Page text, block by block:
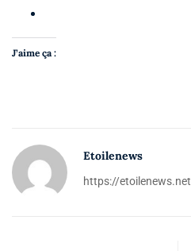
J’aime ça :
Etoilenews
https://etoilenews.net